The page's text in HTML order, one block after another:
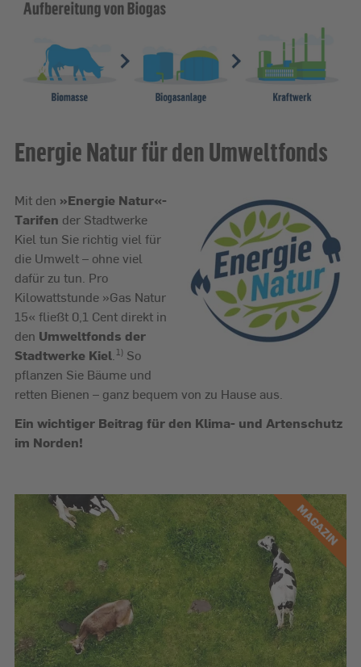
Energie Natur für den Umweltfonds
Mit den »Energie Natur«-
Tarifen der Stadtwerke
Kiel tun Sie richtig viel für
die Umwelt – ohne viel
dafür zu tun. Pro
Kilowattstunde »Gas Natur
15« fließt 0,1 Cent direkt in
den Umweltfonds der
Stadtwerke Kiel.1) So
pflanzen Sie Bäume und
retten Bienen – ganz bequem von zu Hause aus.
Ein wichtiger Beitrag für den Klima- und Artenschutz
im Norden!
MAGAZIN